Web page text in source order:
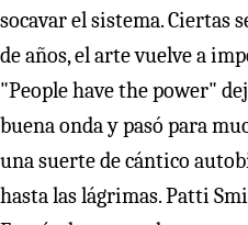
socavar el sistema. Ciertas
de años, el arte vuelve a
"People have the power"
buena onda y pasó para
una suerte de cántico
hasta las lágrimas. Patti